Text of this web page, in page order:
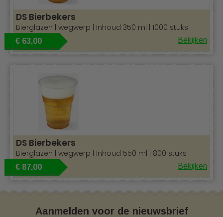
DS Bierbekers
Bierglazen | wegwerp | Inhoud 350 ml | 1000 stuks
€ 63,00 Bekijken
DS Bierbekers
Bierglazen | wegwerp | Inhoud 550 ml | 800 stuks
€ 87,00 Bekijken
Aanmelden voor de nieuwsbrief